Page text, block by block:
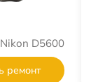
D5600
ремонт